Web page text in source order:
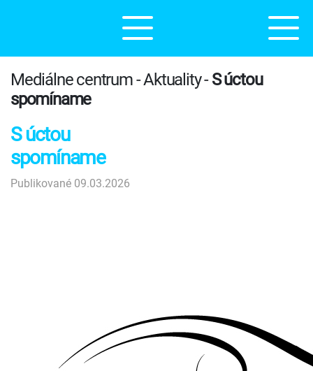
Mediálne centrum - Aktuality -S úctou
spomíname
S úctou
spomíname
Publikované 09.03.2026